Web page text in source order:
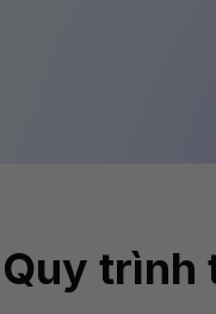
Quy trình